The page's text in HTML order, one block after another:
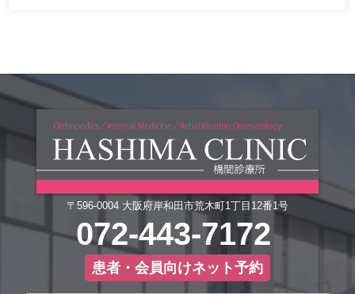
〒596-0004 大阪府岸和田市荒木町1丁目12番1号
072-443-7172
患者・会員向けネット予約